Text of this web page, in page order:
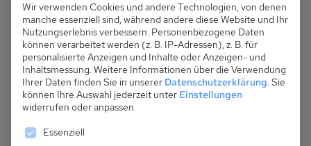
Wir verwenden Cookies und andere Technologien, von denen
manche essenziell sind, während andere diese Website und Ihr
Nutzungserlebnis verbessern. Personenbezogene Daten
können verarbeitet werden (z. B. IP-Adressen), z. B. für
personalisierte Anzeigen und Inhalte oder Anzeigen- und
Inhaltsmessung. Weitere Informationen über die Verwendung
Ihrer Daten finden Sie in unserer Datenschutzerklärung. Sie
können Ihre Auswahl jederzeit unter Einstellungen
widerrufen oder anpassen.
Es folgt eine Liste der Service-Gruppen, für die
Essenziell